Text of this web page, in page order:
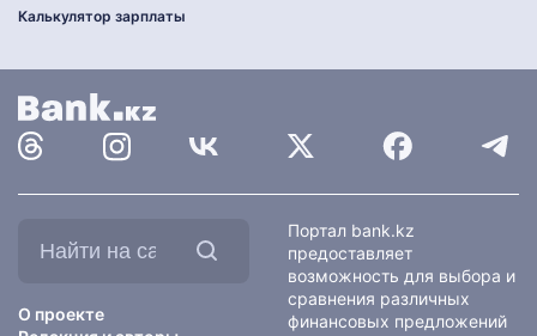
Калькулятор зарплаты
О проекте
Портал bank.kz
предоставляет
возможность для выбора и
сравнения различных
финансовых предложений